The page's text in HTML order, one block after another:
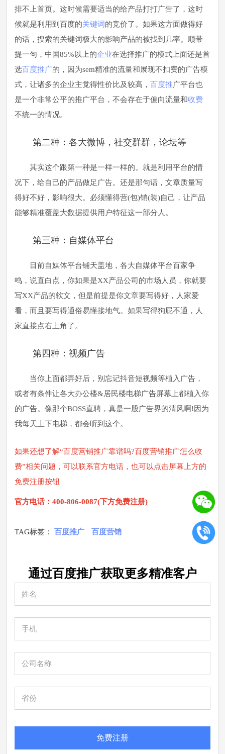
排不上首页。这时候需要适当的给产品打打广告了，这时
候就是利用到百度的关键词 的竞价了。如果这方面做得好
的话，搜索的关键词极大的影响产品的被找到几率。顺带
提一句，中国85%以上的企业在选择推广的模式上面还是首
选百度推广的，因为sem精准的流量和展现不扣费的广告模
式，让诸多的企业主觉得性价比及较高，百度推广平台也
是一个非常公平的推广平台，不会存在于偏向流量和收费
不统一的情况。
第二种：各大微博，社交群群，论坛等
其实这个跟第一种是一样一样的。就是利用平台的情
况下，给自己的产品做足广告。还是那句话，文章质量写
得好不好，影响很大。必须懂得营(包)销(装)自己，让产品
能够精准覆盖大数据提供用户特征这一部分人。
第三种：自媒体平台
目前自媒体平台铺天盖地，各大自媒体平台百家争
鸣，说直白点，你如果是XX产品公司的市场人员，你就要
写XX产品的软文，但是前提是你文章要写得好，人家爱
看，而且要写得通俗易懂接地气。如果写得狗屁不通，人
家直接点右上角了。
第四种：视频广告
当你上面都弄好后，别忘记抖音短视频等植入广告，
或者有条件让各大办公楼&居民楼电梯广告屏幕上都植入你
的广告。像那个BOSS直聘，真是一股广告界的清风啊!因为
我每天上下电梯，都会听到这个。
如果还想了解“百度营销推广靠谱吗?百度营销推广怎么收
费”相关问题，可以联系官方电话，也可以点击屏幕上方的
免费注册按钮
官方电话：400-806-0087(下方免费注册)
TAG标签：百度推广 百度营销
通过百度推广获取更多精准客户
免费注册